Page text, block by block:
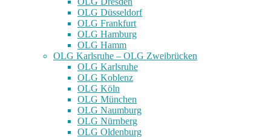
OLG Düsseldorf
OLG Frankfurt
OLG Hamburg
OLG Hamm
OLG Karlsruhe – OLG Zweibrücken
OLG Karlsruhe
OLG Koblenz
OLG Köln
OLG München
OLG Naumburg
OLG Nürnberg
OLG Oldenburg